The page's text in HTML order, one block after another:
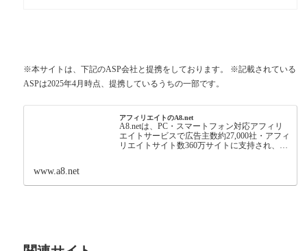
※本サイトは、下記のASP会社と提携をしております。 ※記載されている
ASPは2025年4月時点、提携しているうちの一部です。
アフィリエイトのA8.net
A8.netは、PC・スマートフォン対応アフィリ
エイトサービスで広告主数約27,000社・アフィ
リエイトサイト数360万サイトに支持され、初
www.a8.net